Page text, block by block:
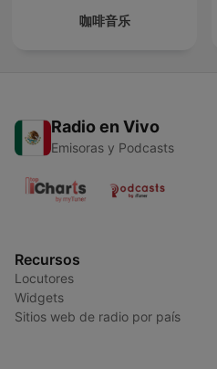
咖啡音乐
Radio en Vivo
Emisoras y Podcasts
Recursos
Locutores
Widgets
Sitios web de radio por país